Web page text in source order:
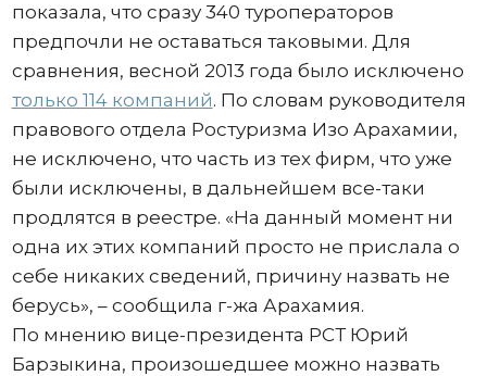
показала, что сразу 340 туроператоров
предпочли не оставаться таковыми. Для
сравнения, весной 2013 года было исключено
только 114 компаний. По словам руководителя
правового отдела Ростуризма Изо Арахамии,
не исключено, что часть из тех фирм, что уже
были исключены, в дальнейшем все-таки
продлятся в реестре. «На данный момент ни
одна их этих компаний просто не прислала о
себе никаких сведений, причину назвать не
берусь», – сообщила г-жа Арахамия.
По мнению вице-президента РСТ Юрий
Барзыкина, произошедшее можно назвать